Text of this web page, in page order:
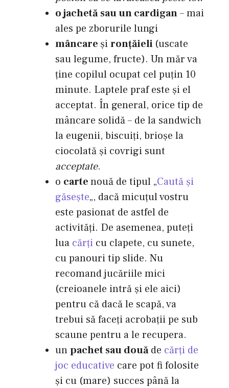
o jachetă sau un cardigan– mai
ales pe zborurile lungi
mâncare şironţăieli (uscate
sau legume, fructe). Un măr va
ţine copilul ocupat cel puţin 10
minute. Laptele praf este şi el
acceptat. În general, orice tip de
mâncare solidă – de la sandwich
la eugenii, biscuiţi, brioşe la
ciocolată şi covrigi sunt
acceptate.
o cartenouă de tipul „Caută şi
găseşte„, dacă micuţul vostru
este pasionat de astfel de
activităţi. De asemenea, puteţi
lua cărţi cu clapete, cu sunete,
cu panouri tip slide. Nu
recomand jucăriile mici
(creioanele intră şi ele aici)
pentru că dacă le scapă, va
trebui să faceţi acrobaţii pe sub
scaune pentru a le recupera.
unpachet sau douăde cărţi de
joc educative care pot fi folosite
şi cu (mare) succes până la